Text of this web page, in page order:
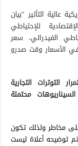
عالية التأثير “بيان
للإحتياطي
الفيدرالي، سعر
في الأسعار وقت صدرو
A
s
h
a
التوترات التجارية
محتملة
مخاطر ولذلك تكون
توضيحه أعلاة ليست